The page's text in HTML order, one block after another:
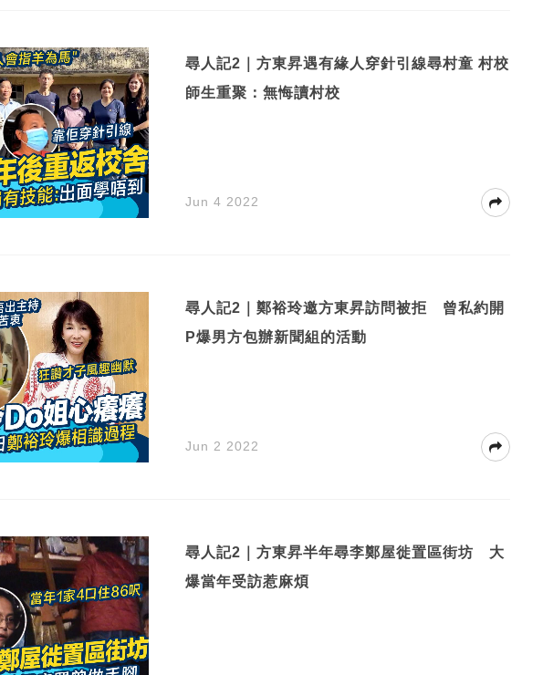
尋人記2｜方東昇遇有緣人穿針引線尋村童 村校
師生重聚：無悔讀村校
Jun 4 2022
尋人記2｜鄭裕玲邀方東昇訪問被拒 曾私約開
P爆男方包辦新聞組的活動
Jun 2 2022
尋人記2｜方東昇半年尋李鄭屋徙置區街坊 大
爆當年受訪惹麻煩